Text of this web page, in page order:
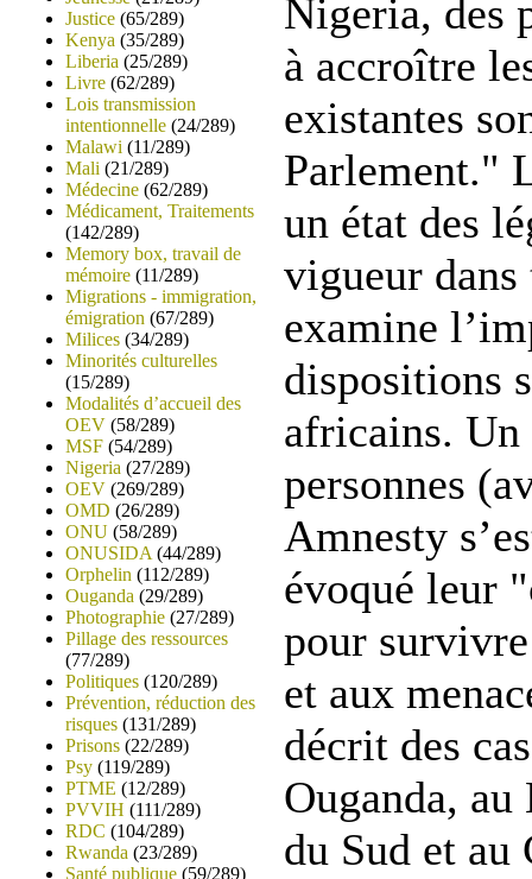
Justice (65/289)
Kenya (35/289)
Liberia (25/289)
Livre (62/289)
Lois transmission
intentionnelle (24/289)
Malawi (11/289)
Mali (21/289)
Médecine (62/289)
Médicament, Traitements
(142/289)
Memory box, travail de
mémoire (11/289)
Migrations - immigration,
émigration (67/289)
Milices (34/289)
Minorités culturelles
(15/289)
Modalités d’accueil des
OEV (58/289)
MSF (54/289)
Nigeria (27/289)
OEV (269/289)
OMD (26/289)
ONU (58/289)
ONUSIDA (44/289)
Orphelin (112/289)
Ouganda (29/289)
Photographie (27/289)
Pillage des ressources
(77/289)
Politiques (120/289)
Prévention, réduction des
risques (131/289)
Prisons (22/289)
Psy (119/289)
PTME (12/289)
PVVIH (111/289)
RDC (104/289)
Rwanda (23/289)
Santé publique (59/289)
Nigeria, des
à accroître
existantes
Parlement."
un état des
vigueur
examine
dispositions
africains. Un
personnes
Amnesty
évoqué leur
pour
et aux
décrit des
Ouganda,
du Sud et au